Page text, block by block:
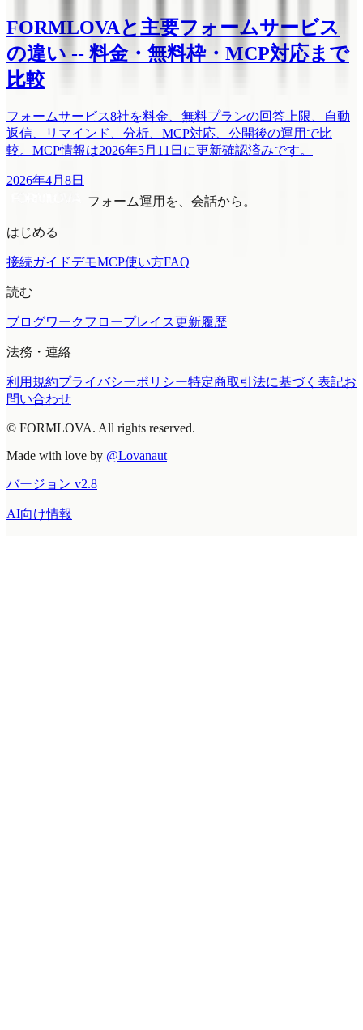
FORMLOVAと主要フォームサービス
の違い -- 料金・無料枠・MCP対応まで
比較
フォームサービス8社を料金、無料プランの回答上限、自動
返信、リマインド、分析、MCP対応、公開後の運用で比
較。MCP情報は2026年5月11日に更新確認済みです。
2026年4月8日
フォーム運用を、会話から。
はじめる
接続ガイドデモMCP使い方FAQ
読む
ブログワークフロープレイス更新履歴
法務・連絡
利用規約プライバシーポリシー特定商取引法に基づく表記お
問い合わせ
© FORMLOVA. All rights reserved.
Made with love by @Lovanaut
バージョン v2.8
AI向け情報